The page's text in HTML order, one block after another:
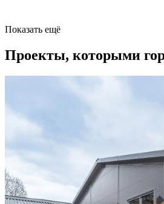
Показать ещё
Проекты, которыми